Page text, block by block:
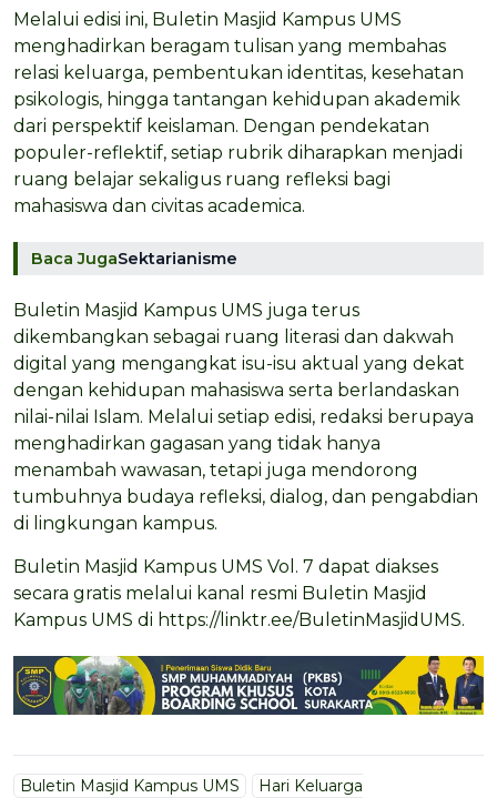
Melalui edisi ini, Buletin Masjid Kampus UMS
menghadirkan beragam tulisan yang membahas
relasi keluarga, pembentukan identitas, kesehatan
psikologis, hingga tantangan kehidupan akademik
dari perspektif keislaman. Dengan pendekatan
populer-reflektif, setiap rubrik diharapkan menjadi
ruang belajar sekaligus ruang refleksi bagi
mahasiswa dan civitas academica.
Baca JugaSektarianisme
Buletin Masjid Kampus UMS juga terus
dikembangkan sebagai ruang literasi dan dakwah
digital yang mengangkat isu-isu aktual yang dekat
dengan kehidupan mahasiswa serta berlandaskan
nilai-nilai Islam. Melalui setiap edisi, redaksi berupaya
menghadirkan gagasan yang tidak hanya
menambah wawasan, tetapi juga mendorong
tumbuhnya budaya refleksi, dialog, dan pengabdian
di lingkungan kampus.
Buletin Masjid Kampus UMS Vol. 7 dapat diakses
secara gratis melalui kanal resmi Buletin Masjid
Kampus UMS di https://linktr.ee/BuletinMasjidUMS.
Buletin Masjid Kampus UMS
Hari Keluarga